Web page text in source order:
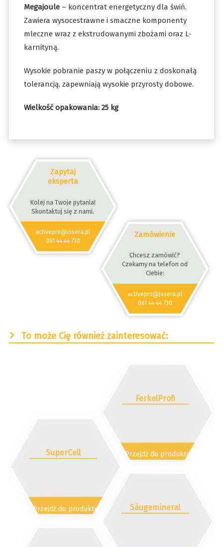
Megajoule – koncentrat energetyczny dla świń.
Zawiera wysocestrawne i smaczne komponenty
mleczne wraz z ekstrudowanymi zbożami oraz L-
karnityną.
Wysokie pobranie paszy w połączeniu z doskonałą
tolerancją, zapewniają wysokie przyrosty dobowe.
Wielkość opakowania: 25 kg
Zapytaj
eksperta
Kolej na Twoje pytania!
Skontaktuj się z nami.
activepro@josera.pl
061 44 44 730
Zamówienie
Chcesz zamówić?
Czekamy na telefon od
Ciebie:
activepro@josera.pl
061 44 44 730
To może Cię również zainteresować:
SuperCell
Przejdż do produktu
FerkelProfi
Przejdż do produktu
Säugemineral